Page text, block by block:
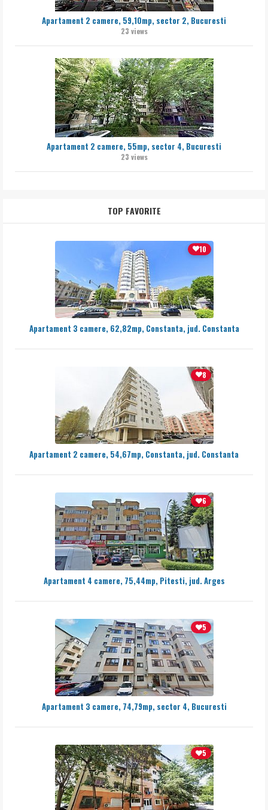
Apartament 2 camere, 59,10mp, sector 2, Bucuresti
23 views
Apartament 2 camere, 55mp, sector 4, Bucuresti
23 views
TOP FAVORITE
10
Apartament 3 camere, 62,82mp, Constanta, jud. Constanta
8
Apartament 2 camere, 54,67mp, Constanta, jud. Constanta
6
Apartament 4 camere, 75,44mp, Pitesti, jud. Arges
5
Apartament 3 camere, 74,79mp, sector 4, Bucuresti
5